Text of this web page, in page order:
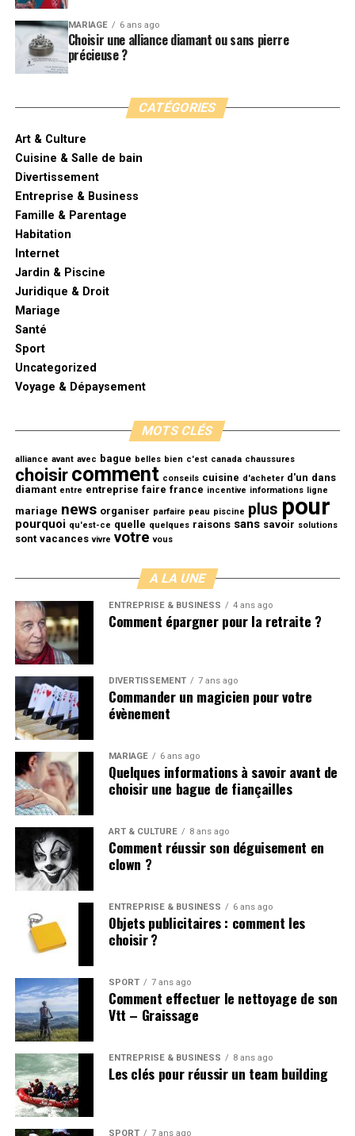
il faut choisir les bons mots clés;
ne pas trop compliquer les choses, ne pas se
montrer trop technique non plus (dans le choix des
apporter une touche de soi, une originalité;
faire appel à une agence SEO.
MARIAGE 6 ans ago
Choisir une alliance diamant ou sans pierre
précieuse ?
CATÉGORIES
Art & Culture
Cuisine & Salle de bain
Divertissement
Entreprise & Business
Famille & Parentage
Habitation
Internet
Jardin & Piscine
Juridique & Droit
Mariage
Santé
Sport
Uncategorized
Voyage & Dépaysement
MOTS CLÉS
alliance avant avec bague belles bien c'est canada chaussures
choisir comment conseils cuisine d'acheter d'un dans
diamant entre entreprise faire france incentive informations ligne
mariage news organiser parfaire peau piscine plus pour
pourquoi qu'est-ce quelle quelques raisons sans savoir solutions
sont vacances vivre votre vous
A LA UNE
ENTREPRISE & BUSINESS 4 ans ago
Comment épargner pour la retraite ?
DIVERTISSEMENT 7 ans ago
Commander un magicien pour votre
évènement
MARIAGE 6 ans ago
Quelques informations à savoir avant de
choisir une bague de fiançailles
ART & CULTURE 8 ans ago
Comment réussir son déguisement en
clown ?
ENTREPRISE & BUSINESS 6 ans ago
Objets publicitaires : comment les
choisir ?
SPORT 7 ans ago
Comment effectuer le nettoyage de son
Vtt – Graissage
ENTREPRISE & BUSINESS 8 ans ago
Les clés pour réussir un team building
SPORT 7 ans ago